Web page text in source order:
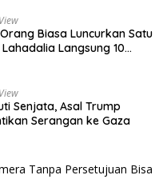
Biasa Luncurkan Satu
Langsung 10
Senjata, Asal Trump
Serangan ke Gaza